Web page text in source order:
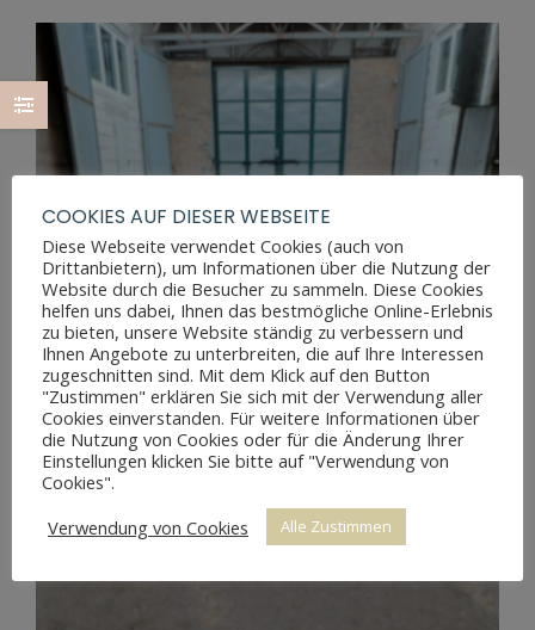
COOKIES AUF DIESER WEBSEITE
Diese Webseite verwendet Cookies (auch von
Drittanbietern), um Informationen über die Nutzung der
Website durch die Besucher zu sammeln. Diese Cookies
helfen uns dabei, Ihnen das bestmögliche Online-Erlebnis
zu bieten, unsere Website ständig zu verbessern und
Ihnen Angebote zu unterbreiten, die auf Ihre Interessen
zugeschnitten sind. Mit dem Klick auf den Button
"Zustimmen" erklären Sie sich mit der Verwendung aller
Cookies einverstanden. Für weitere Informationen über
die Nutzung von Cookies oder für die Änderung Ihrer
Einstellungen klicken Sie bitte auf "Verwendung von
Cookies".
Verwendung von Cookies
Alle Zustimmen